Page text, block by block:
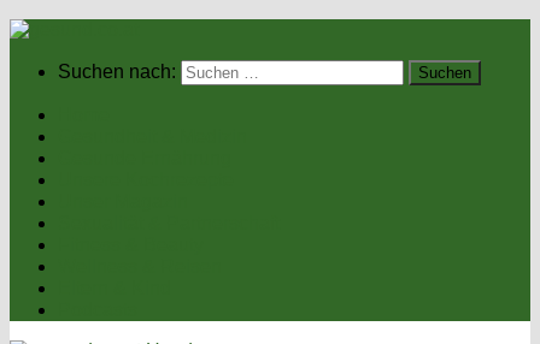
Suchen nach: